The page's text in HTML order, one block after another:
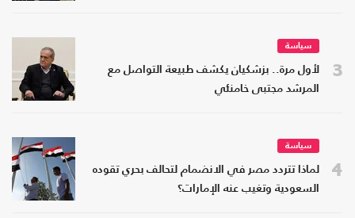
3
سياسة
لأول مرة.. بزشكيان يكشف طبيعة التواصل مع
المرشد مجتبى خامنئي
4
سياسة
لماذا تتردد مصر في الانضمام لتحالف بحري تقوده
السعودية وتغيب عنه الإمارات؟